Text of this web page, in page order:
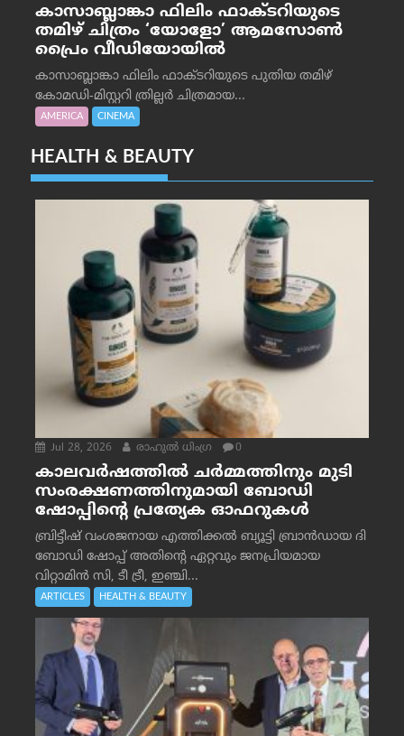
കാസാബ്ലാങ്കാ ഫിലിം ഫാക്ടറിയുടെ
തമിഴ് ചിത്രം ‘യോളോ’ ആമസോൺ
പ്രൈം വീഡിയോയിൽ
കാസാബ്ലാങ്കാ ഫിലിം ഫാക്ടറിയുടെ പുതിയ തമിഴ്
കോമഡി-മിസ്റ്ററി ത്രില്ലർ ചിത്രമായ...
AMERICA CINEMA
HEALTH & BEAUTY
Jul 28, 2026 രാഹുല്‍ ധിംഗ്ര 0
കാലവർഷത്തിൽ ചർമ്മത്തിനും മുടി
സംരക്ഷണത്തിനുമായി ബോഡി
ഷോപ്പിന്റെ പ്രത്യേക ഓഫറുകൾ
ബ്രിട്ടീഷ് വംശജനായ എത്തിക്കൽ ബ്യൂട്ടി ബ്രാൻഡായ ദി
ബോഡി ഷോപ്പ് അതിന്റെ ഏറ്റവും ജനപ്രിയമായ
വിറ്റാമിൻ സി, ടീ ട്രീ, ഇഞ്ചി...
ARTICLES HEALTH & BEAUTY